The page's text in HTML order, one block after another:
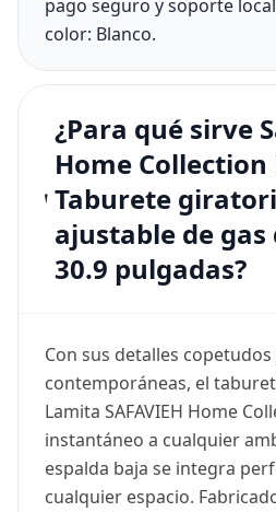
pago seguro y soporte
color: Blanco.
¿Para qué sirve
Home
Taburete
ajustable de gas
30.9 pulgadas?
Con sus detalles copetudos
contemporáneas, el
Lamita SAFAVIEH Home
instantáneo a cualquier
espalda baja se integra
cualquier espacio.